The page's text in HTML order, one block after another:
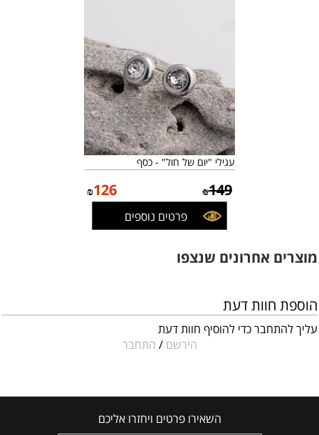
עגילי "יום של חול" - כסף
₪149
₪126
פרטים נוספים
מוצרים אחרונים שנצפו
הוספת חוות דעת
עליך להתחבר כדי להוסיף חוות דעת
הירשם / התחבר
השאירו פרטים ויחזרו אליכם